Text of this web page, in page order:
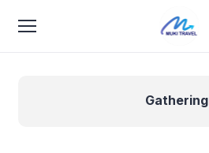
Gathering